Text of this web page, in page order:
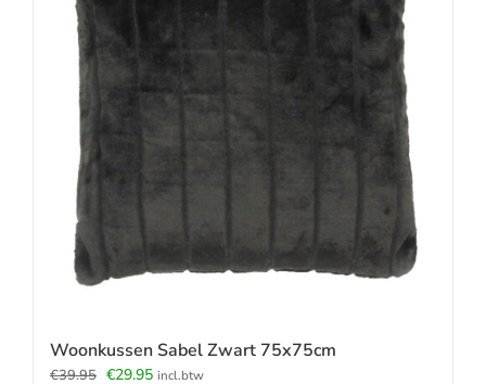
Woonkussen Sabel Zwart 75x75cm
€39.95 Oorspronkelijke
€29.95Huidige
incl.btw